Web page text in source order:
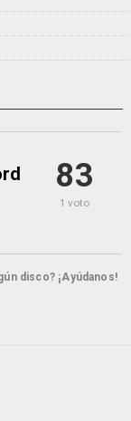
83
1 voto
disco? ¡Ayúdanos!